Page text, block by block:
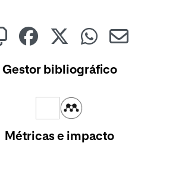
Gestor bibliográfico
Métricas e impacto